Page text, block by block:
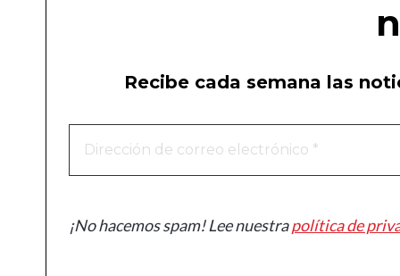
Recibe cada semana las
¡No hacemos spam! Lee nuestrapolítica de